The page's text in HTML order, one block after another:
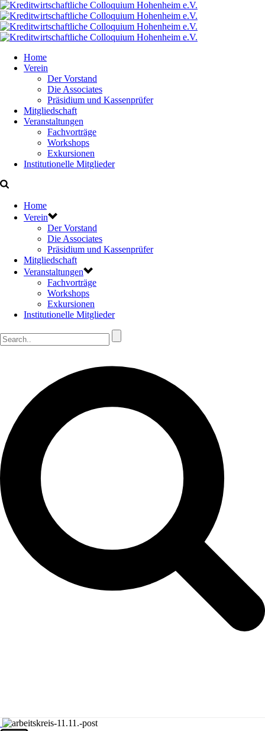
Home
Verein
Der Vorstand
Die Associates
Präsidium und Kassenprüfer
Mitgliedschaft
Veranstaltungen
Fachvorträge
Workshops
Exkursionen
Institutionelle Mitglieder
Home
Verein
Der Vorstand
Die Associates
Präsidium und Kassenprüfer
Mitgliedschaft
Veranstaltungen
Fachvorträge
Workshops
Exkursionen
Institutionelle Mitglieder